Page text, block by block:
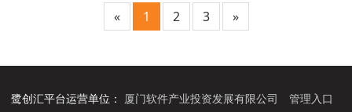
« 1 2 3 »
鹭创汇平台运营单位： 厦门软件产业投资发展有限公司
管理入口